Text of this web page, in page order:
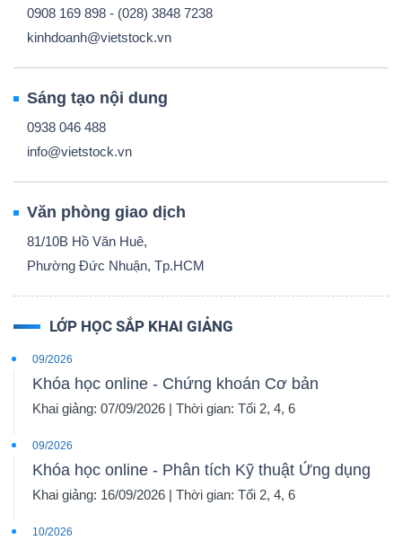
0908 169 898 - (028) 3848 7238
kinhdoanh@vietstock.vn
Sáng tạo nội dung
0938 046 488
info@vietstock.vn
Văn phòng giao dịch
81/10B Hồ Văn Huê,
Phường Đức Nhuận, Tp.HCM
LỚP HỌC SẮP KHAI GIẢNG
09/2026
Khóa học online - Chứng khoán Cơ bản
Khai giảng: 07/09/2026 | Thời gian: Tối 2, 4, 6
09/2026
Khóa học online - Phân tích Kỹ thuật Ứng dụng
Khai giảng: 16/09/2026 | Thời gian: Tối 2, 4, 6
10/2026